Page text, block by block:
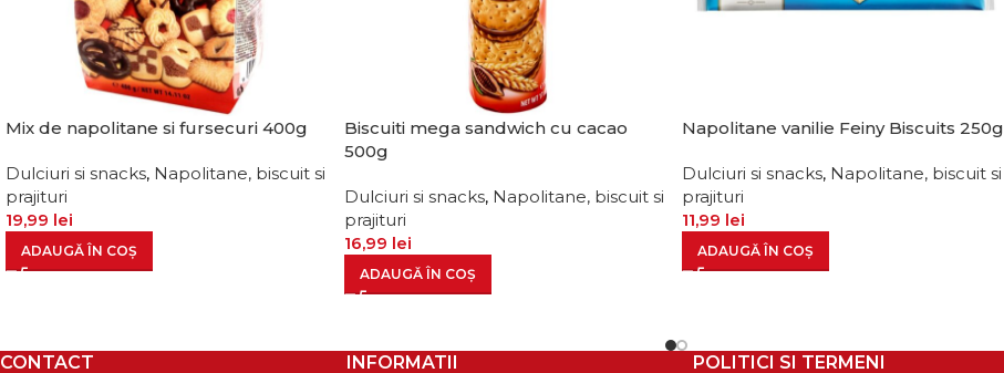
Mix de napolitane si fursecuri 400g
Dulciuri si snacks, Napolitane, biscuit si
prajituri
19,99 lei
ADAUGĂ ÎN COȘ
Biscuiti mega sandwich cu cacao
500g
Dulciuri si snacks, Napolitane, biscuit si
prajituri
16,99 lei
ADAUGĂ ÎN COȘ
Napolitane vanilie Feiny Biscuits 250g
Dulciuri si snacks, Napolitane, biscuit si
prajituri
11,99 lei
ADAUGĂ ÎN COȘ
CONTACT INFORMATII POLITICI SI TERMENI